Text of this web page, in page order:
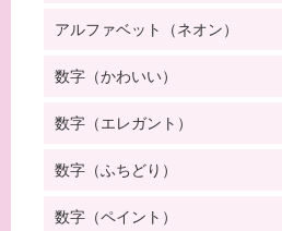
アルファベット（ネオン）
数字（かわいい）
数字（エレガント）
数字（ふちどり）
数字（ペイント）